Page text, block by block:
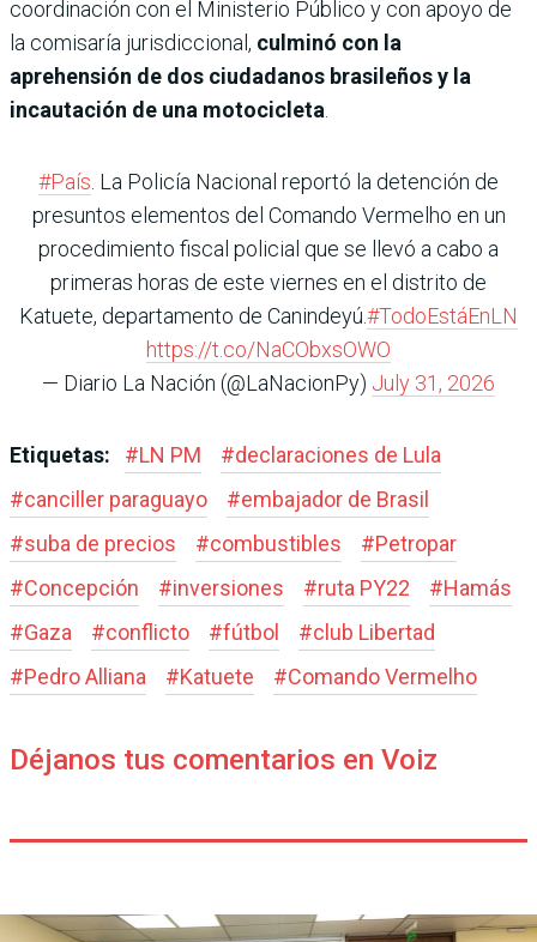
coordinación con el Ministerio Público y con apoyo de
la comisaría jurisdiccional, culminó con la
aprehensión de dos ciudadanos brasileños y la
incautación de una motocicleta
#País . La Policía Nacional reportó la detención de
presuntos elementos del Comando Vermelho en un
procedimiento fiscal policial que se llevó a cabo a
primeras horas de este viernes en el distrito de
Katuete, departamento de Canindeyú.#TodoEstáEnLN
https://t.co/NaCObxsOWO
— Diario La Nación (@LaNacionPy) July 31, 2026
Etiquetas: #LN PM #declaraciones de Lula
#canciller paraguayo #embajador de Brasil
#suba de precios #combustibles #Petropar
#Concepción #inversiones #ruta PY22 #Hamás
#Gaza #conflicto #fútbol #club Libertad
#Pedro Alliana #Katuete #Comando Vermelho
Déjanos tus comentarios en Voiz